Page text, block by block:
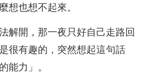
想也想不起來。
解開，那一夜只好自己走路回
很有趣的，突然想起這句話
能力」。